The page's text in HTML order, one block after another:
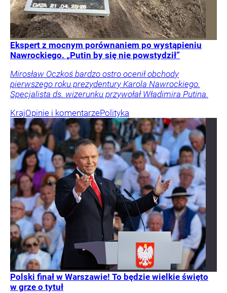
Ekspert z mocnym porównaniem po wystąpieniu
Nawrockiego. „Putin by się nie powstydził”
Mirosław Oczkoś bardzo ostro ocenił obchody
pierwszego roku prezydentury Karola Nawrockiego.
Specjalista ds. wizerunku przywołał Władimira Putina.
KrajOpinie i komentarzePolityka
Polski finał w Warszawie! To będzie wielkie święto
w grze o tytuł